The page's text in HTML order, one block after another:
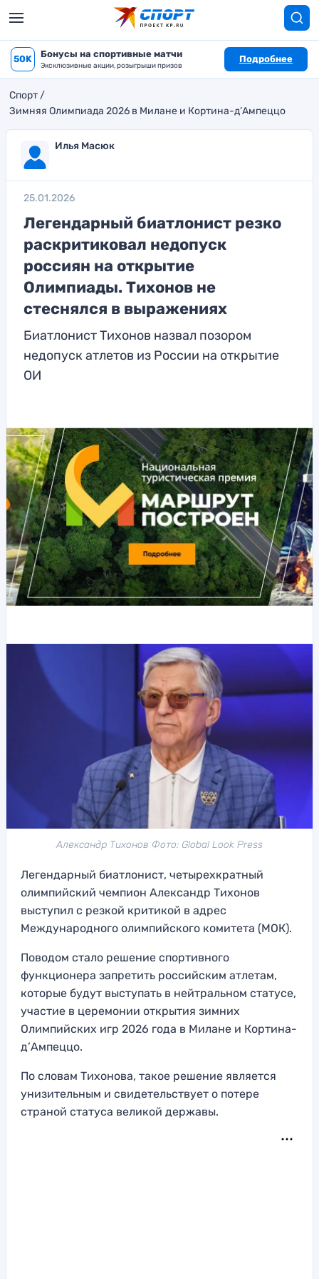
50K Бонусы на спортивные матчи
Эксклюзивные акции, розыгрыши призов
Подробнее
Спорт
Зимняя Олимпиада 2026 в Милане и Кортина-д’Ампеццо
Илья Масюк
25.01.2026
Легендарный биатлонист резко
раскритиковал недопуск
россиян на открытие
Олимпиады. Тихонов не
стеснялся в выражениях
Биатлонист Тихонов назвал позором
недопуск атлетов из России на открытие
ОИ
Александр Тихонов Фото: Global Look Press
Легендарный биатлонист, четырехкратный
олимпийский чемпион Александр Тихонов
выступил с резкой критикой в адрес
Международного олимпийского комитета (МОК).
Поводом стало решение спортивного
функционера запретить российским атлетам,
которые будут выступать в нейтральном статусе,
участие в церемонии открытия зимних
Олимпийских игр 2026 года в Милане и Кортина-
д’Ампеццо.
По словам Тихонова, такое решение является
унизительным и свидетельствует о потере
страной статуса великой державы.